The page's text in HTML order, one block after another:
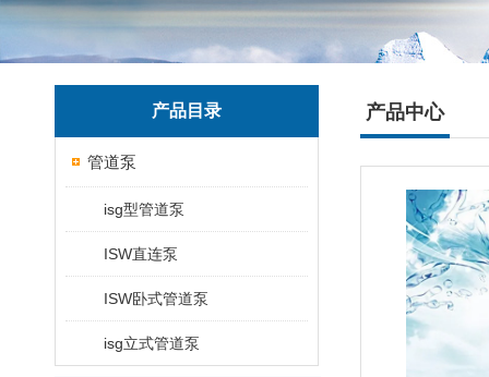
产品目录
管道泵
isg型管道泵
ISW直连泵
ISW卧式管道泵
isg立式管道泵
产品中心